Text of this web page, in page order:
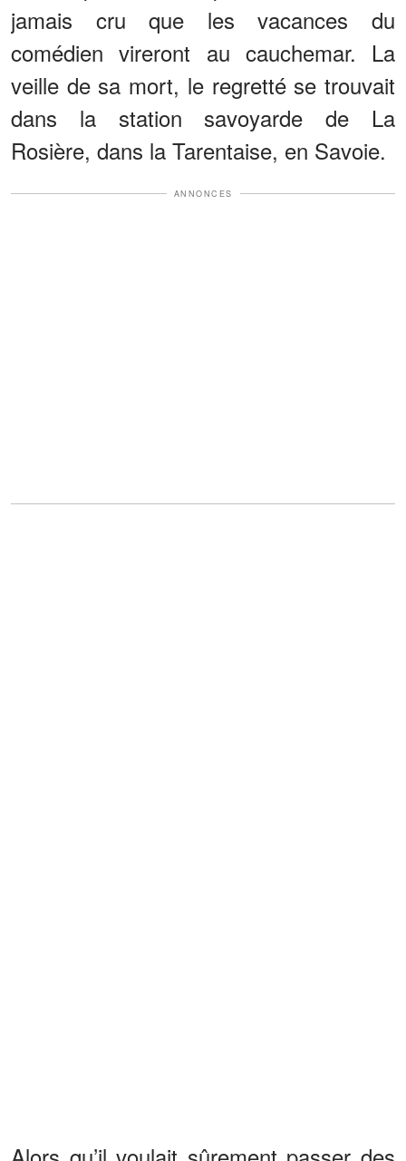
jamais cru que les vacances du
comédien vireront au cauchemar. La
veille de sa mort, le regretté se trouvait
dans la station savoyarde de La
Rosière, dans la Tarentaise, en Savoie.
ANNONCES